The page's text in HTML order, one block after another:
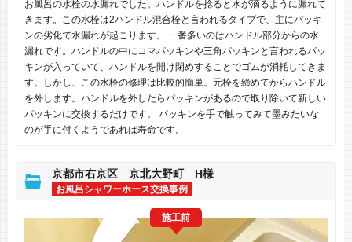
お風呂の水栓の水漏れでした。ハンドルを捻ると水が滴るように漏れて
きます。この水栓は2ハンドル混合栓と言われるタイプで、主にパッキ
ンの劣化で水漏れが起こります。 一番多いのはハンドル部分からの水
漏れです。ハンドルの中にコマパッキンや三角パッキンと言われるパッ
キンが入っていて、ハンドルを開け閉めすることでゴムが消耗してきま
す。しかし、この水栓の修理は比較的簡単。元栓を締めてからハンドル
を外します。ハンドルを外したらパッキンがあるので取り除いて新しい
パッキンに交換するだけです。 パッキンを手で触ってみて墨みたいな
のが手に付くようであれば寿命です。
京都市右京区 京北大野町 H様
お風呂シャワーホース交換事例
施工前